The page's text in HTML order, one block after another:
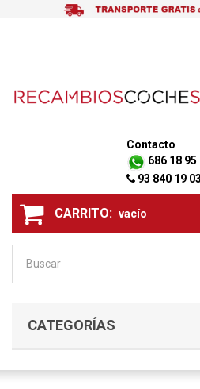
Contacto
686 18 95
93 840 19 03
CARRITO: vacío
CATEGORÍAS